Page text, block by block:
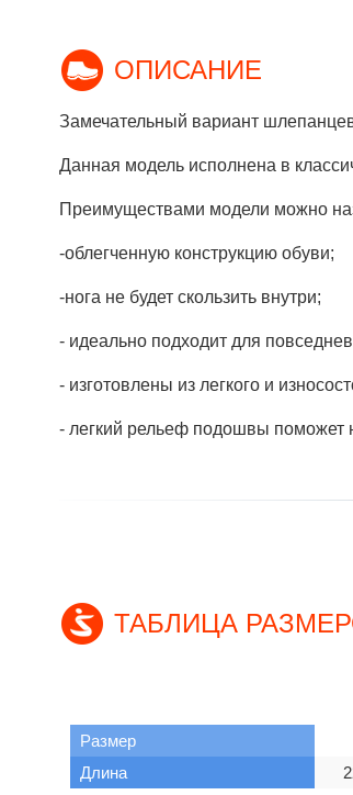
ОПИСАНИЕ
Замечательный вариант
Данная модель исполнена в
Преимуществами модели можно
-облегченную конструкцию обуви;
-нога не будет скользить внутри;
- идеально подходит для
- изготовлены из легкого и
- легкий рельеф подошвы поможет
ТАБЛИЦА
Размер
Длина